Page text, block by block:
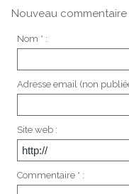
Nouveau commentaire
Nom * :
Adresse email (non
Site web :
Commentaire * :